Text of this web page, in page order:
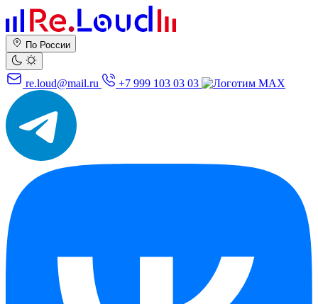
По России
re.loud@mail.ru +7 999 103 03 03